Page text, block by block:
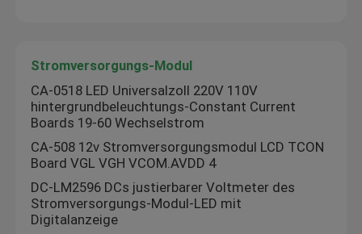
Stromversorgungs-Modul
CA-0518 LED Universalzoll 220V 110V
hintergrundbeleuchtungs-Constant Current
Boards 19-60 Wechselstrom
CA-508 12v Stromversorgungsmodul LCD TCON
Board VGL VGH VCOM.AVDD 4
DC-LM2596 DCs justierbarer Voltmeter des
Stromversorgungs-Modul-LED mit
Digitalanzeige